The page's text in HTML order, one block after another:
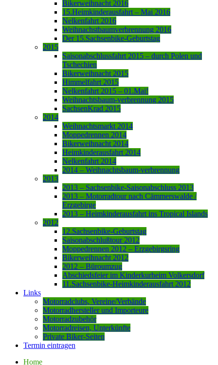
Bikerweihnacht 2016
15.Heimkinderausfahrt – Mai 2016
Nelkenfahrt 2016
Weihnachstbaumverbrennung 2016
Der 15.Sachsenbike-Geburtstag
2015
Saisonabschlussfahrt 2015 – durch Polen und
Tschechien
Bikerweihnacht 2015
Himmelfahrt 2015
Nelkenfahrt 2015 – 01.Mai!
Weihnachtsbaum-verbrennung 2015
SachsenKrad 2015
2014
Weihnachtsmarkt 2014
Moppedrennen 2014
Bikerweihnacht 2014
Heimkinderausfahrt 2014
Nelkenfahrt 2014
2014 – Weihnachtsbaum-verbrennung
2013
2013 – Sachsenbike-Saisonabschluss 2013
2013 – Motorradtour nach Cämmerswalde /
Erzgebirge
2013 – Heimkinderausfahrt ins Tropical Islands
2012
12.Sachsenbike-Geburtstag
Saisonabschlußtour 2012
Moppedrennen 2012 – Erzgebirgsring
Bikerweihnacht 2012
2012 – Büroumzug
Abschiedsfeier im Kinderkurheim Volkersdorf
11.Sachsenbike-Heimkinderausfahrt 2012
Links
Motorradclubs, Vereine/Verbände
Motorradhersteller und Importeure
Motorradzubehör
Motorradreisen, Unterkünfte
Private Biker-Seiten
Termin eintragen
Home